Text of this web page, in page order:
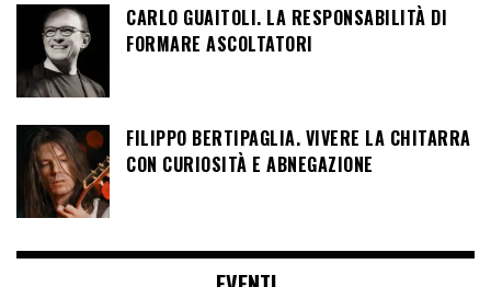
CARLO GUAITOLI. LA RESPONSABILITÀ DI
FORMARE ASCOLTATORI
FILIPPO BERTIPAGLIA. VIVERE LA CHITARRA
CON CURIOSITÀ E ABNEGAZIONE